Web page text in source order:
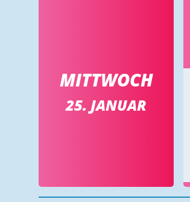
MITTWOCH
25. JANUAR